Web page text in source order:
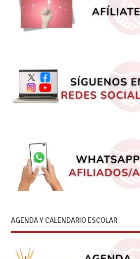
AGENDA Y CALENDARIO ESCOLAR